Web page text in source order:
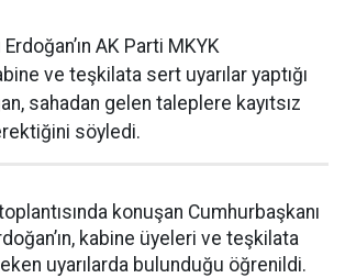
AK Parti MKYK
ve teşkilata sert uyarılar yaptığı
sahadan gelen taleplere kayıtsız
söyledi.
konuşan Cumhurbaşkanı
kabine üyeleri ve teşkilata
uyarılarda bulunduğu öğrenildi.